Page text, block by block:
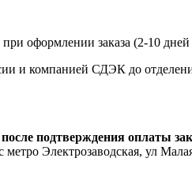
оформлении заказа (2-10
и компанией СДЭК до
после подтверждения оплаты
Электрозаводская, ул Малая